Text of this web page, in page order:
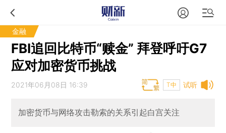
金融
FBI追回比特币“赎金” 拜登呼吁G7
应对加密货币挑战
试听
2021年06月08日 16:39 T中
加密货币与网络攻击勒索的关系引起白宫关注